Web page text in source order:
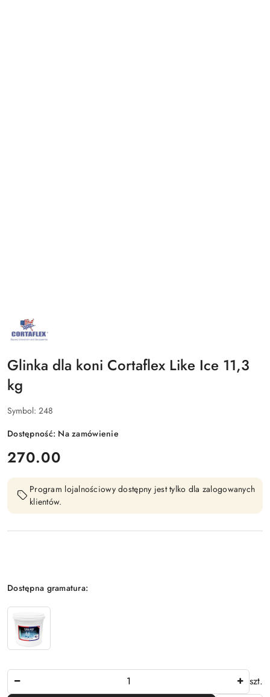
NAZWA
PRODUCENTA:
CORTAFLEX
Glinka dla koni Cortaflex Like Ice 11,3
kg
Symbol: 248
Dostępność: Na zamówienie
cena:
270.00
Program lojalnościowy dostępny jest tylko dla zalogowanych
klientów.
Wariant
Dostępna gramatura:
szt.